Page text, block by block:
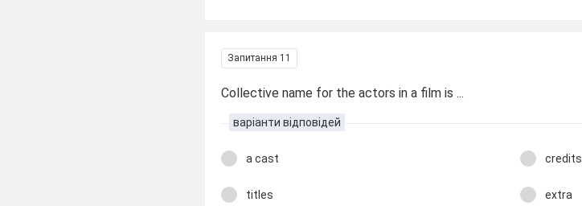
Запитання 11
Collective name for the actors in a film is ...
варіанти відповідей
a cast credits
titles extra